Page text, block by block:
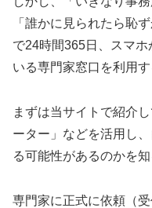
「誰かに見られたら恥
で24時間365日、スマ
いる専門家窓口を利用
まずは当サイトで紹介
ーター」などを活用し
る可能性があるのかを
専門家に正式に依頼（